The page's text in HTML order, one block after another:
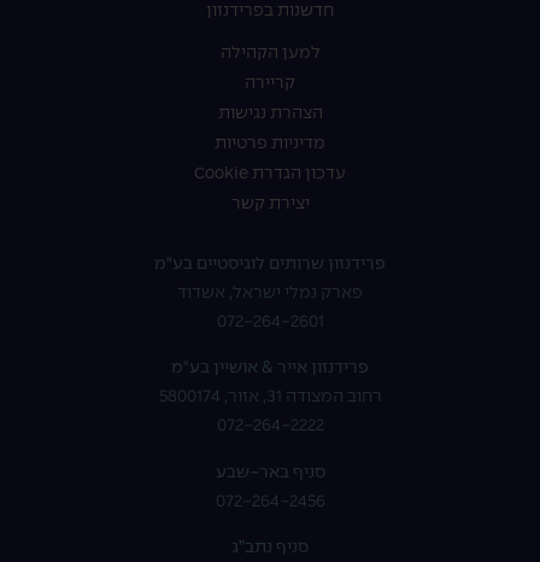
חדשנות בפרידנזון
למען הקהילה
קריירה
הצהרת נגישות
מדיניות פרטיות
עדכון הגדרת Cookie
יצירת קשר
פרידנזון שרותים לוגיסטיים בע"מ
פארק נמלי ישראל, אשדוד
072-264-2601
פרידנזון אייר & אושיין בע"מ
רחוב המצודה 31, אזור, 5800174
072-264-2222
סניף באר-שבע
072-264-2456
סניף נתב”ג